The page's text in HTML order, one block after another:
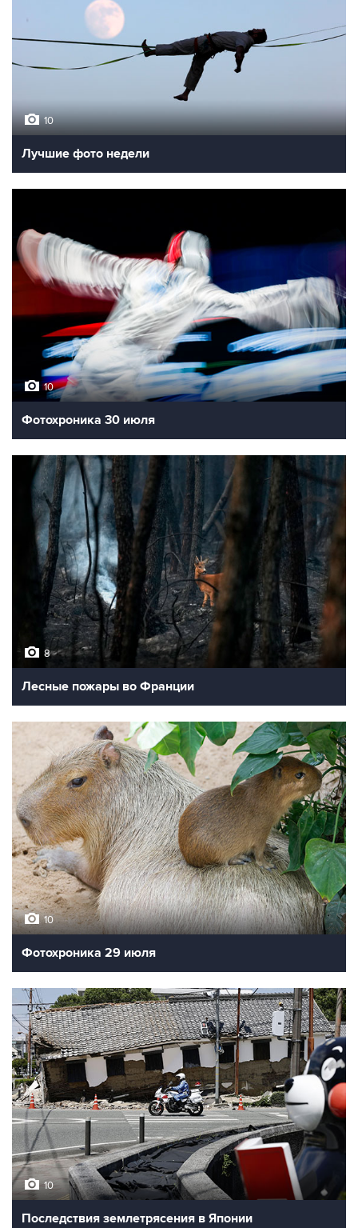
10
Лучшие фото недели
10
Фотохроника 30 июля
8
Лесные пожары во Франции
10
Фотохроника 29 июля
10
Последствия землетрясения в Японии